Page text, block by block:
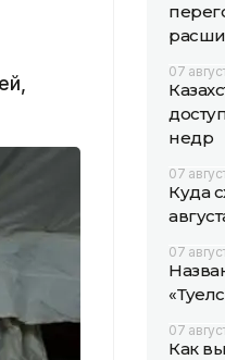
07
недр
07
Куда
07
07
Как